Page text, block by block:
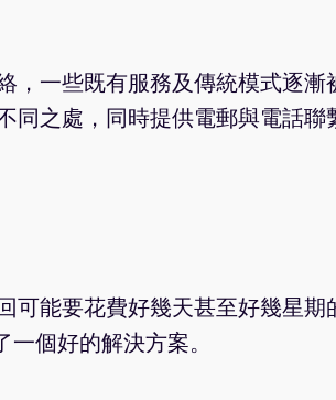
一些既有服務及傳統模式逐
之處，同時提供電郵與電話聯
能要花費好幾天甚至好幾星
個好的解決方案。